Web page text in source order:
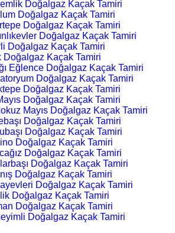
Doğalgaz Kaçak Tamiri
Doğalgaz Kaçak Tamiri
Doğalgaz Kaçak Tamiri
Doğalgaz Kaçak Tamiri
Doğalgaz Kaçak Tamiri
Doğalgaz Kaçak Tamiri
Eğlence Doğalgaz Kaçak Tamiri
Doğalgaz Kaçak Tamiri
Doğalgaz Kaçak Tamiri
Doğalgaz Kaçak Tamiri
Mayıs Doğalgaz Kaçak Tamiri
Doğalgaz Kaçak Tamiri
Doğalgaz Kaçak Tamiri
Doğalgaz Kaçak Tamiri
Doğalgaz Kaçak Tamiri
Doğalgaz Kaçak Tamiri
Doğalgaz Kaçak Tamiri
Doğalgaz Kaçak Tamiri
Doğalgaz Kaçak Tamiri
Doğalgaz Kaçak Tamiri
Doğalgaz Kaçak Tamiri